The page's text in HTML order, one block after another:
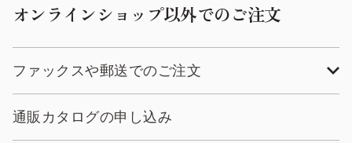
オンラインショップ以外でのご注文
ファックスや郵送でのご注文
通販カタログの申し込み